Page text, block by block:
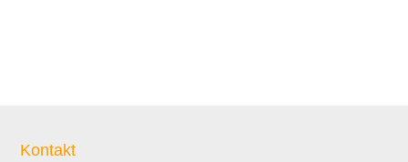
Kontakt